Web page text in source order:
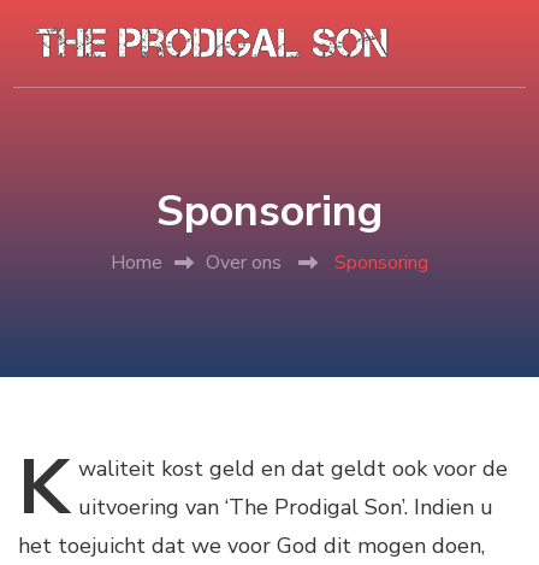
Sponsoring
Home Over ons Sponsoring
K waliteit kost geld en dat geldt ook voor de
uitvoering van ‘The Prodigal Son’. Indien u
het toejuicht dat we voor God dit mogen doen,